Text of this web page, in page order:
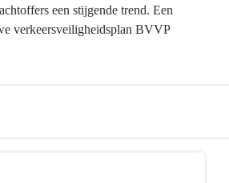
een stijgende trend. Een
verkeersveiligheidsplan BVVP